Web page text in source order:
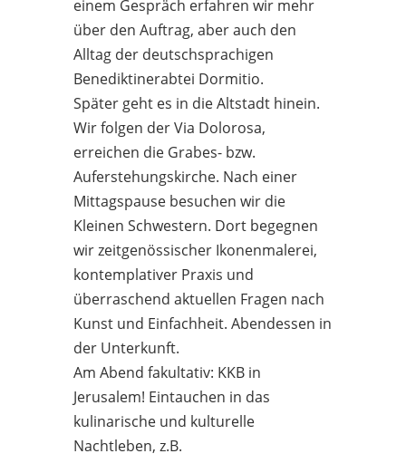
einem Gespräch erfahren wir mehr
über den Auftrag, aber auch den
Alltag der deutschsprachigen
Benediktinerabtei Dormitio.
Später geht es in die Altstadt hinein.
Wir folgen der Via Dolorosa,
erreichen die Grabes- bzw.
Auferstehungskirche. Nach einer
Mittagspause besuchen wir die
Kleinen Schwestern. Dort begegnen
wir zeitgenössischer Ikonenmalerei,
kontemplativer Praxis und
überraschend aktuellen Fragen nach
Kunst und Einfachheit. Abendessen in
der Unterkunft.
Am Abend fakultativ: KKB in
Jerusalem! Eintauchen in das
kulinarische und kulturelle
Nachtleben, z.B.